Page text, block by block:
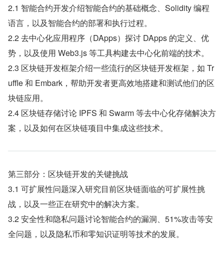
2.1 智能合约开发介绍智能合约的基础概念、Solidity 编程
语言，以及智能合约的部署和执行过程。
2.2 去中心化应用程序（DApps）探讨 DApps 的定义、优
势，以及使用 Web3.js 等工具构建去中心化前端的技术。
2.3 区块链开发框架介绍一些流行的区块链开发框架，如 Tr
uffle 和 Embark，帮助开发者更高效地搭建和测试他们的区
块链应用。
2.4 区块链存储讨论 IPFS 和 Swarm 等去中心化存储解决方
案，以及如何在区块链项目中集成这些技术。
第三部分：区块链开发的关键挑战
3.1 可扩展性问题深入研究目前区块链面临的可扩展性挑
战，以及一些正在研究中的解决方案。
3.2 安全性和隐私问题讨论智能合约的漏洞、51%攻击等安
全问题，以及隐私币和零知识证明等技术的发展。